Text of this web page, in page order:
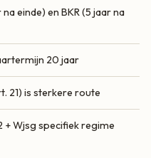
einde) en BKR (5 jaar na
20 jaar
21) is sterkere route
+ Wjsg specifiek regime